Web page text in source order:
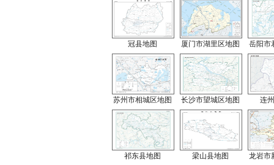
冠县地图 厦门市湖里区地图 岳阳市
苏州市相城区地图 长沙市望城区地图 连
祁东县地图 梁山县地图 龙岩市